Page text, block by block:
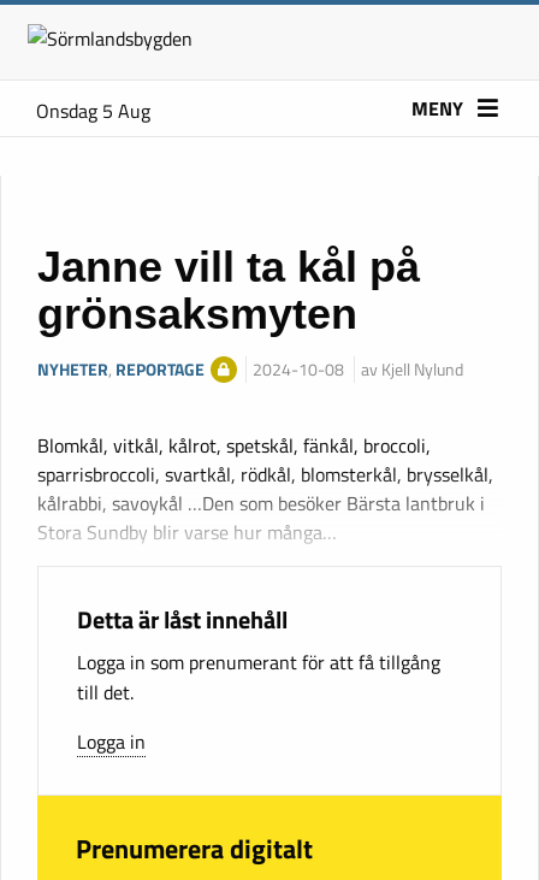
Onsdag 5 Aug MENY
Janne vill ta kål på
grönsaksmyten
NYHETER, REPORTAGE 2024-10-08 av Kjell Nylund
Blomkål, vitkål, kålrot, spetskål, fänkål, broccoli,
sparrisbroccoli, svartkål, rödkål, blomsterkål, brysselkål,
kålrabbi, savoykål …Den som besöker Bärsta lantbruk i
Stora Sundby blir varse hur många…
Detta är låst innehåll
Logga in som prenumerant för att få tillgång
till det.
Logga in
Prenumerera digitalt